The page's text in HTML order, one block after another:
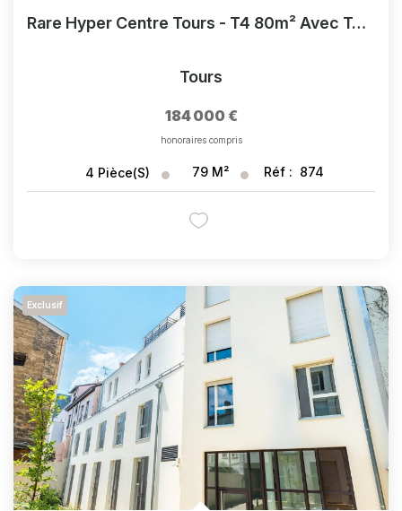
Rare Hyper Centre Tours - T4 80m² Avec Terrasse
Tours
184 000 €
honoraires compris
4 Pièce(s) 79 M² Réf : 874
Exclusif